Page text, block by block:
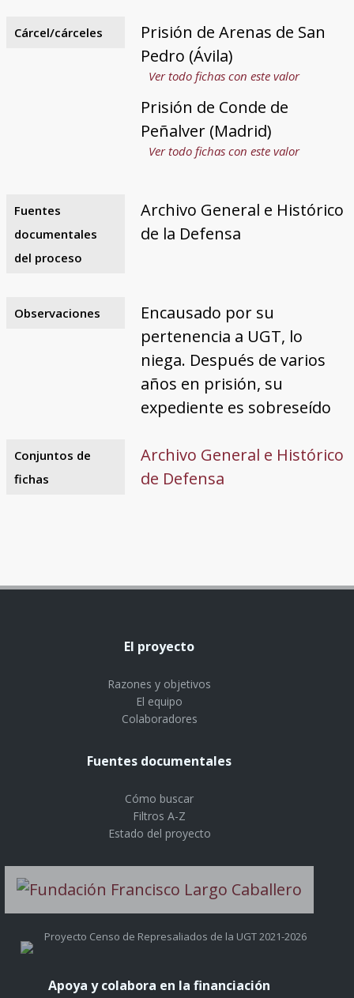
Cárcel/cárceles
Prisión de Arenas de San
Pedro (Ávila)
Ver todo fichas con este valor
Prisión de Conde de
Peñalver (Madrid)
Ver todo fichas con este valor
Fuentes
documentales
del proceso
Archivo General e Histórico
de la Defensa
Observaciones
Encausado por su
pertenencia a UGT, lo
niega. Después de varios
años en prisión, su
expediente es sobreseído
Conjuntos de
fichas
Archivo General e Histórico
de Defensa
El proyecto
Razones y objetivos
El equipo
Colaboradores
Fuentes documentales
Cómo buscar
Filtros A-Z
Estado del proyecto
Proyecto Censo de Represaliados de la UGT 2021-2026
Apoya y colabora en la financiación